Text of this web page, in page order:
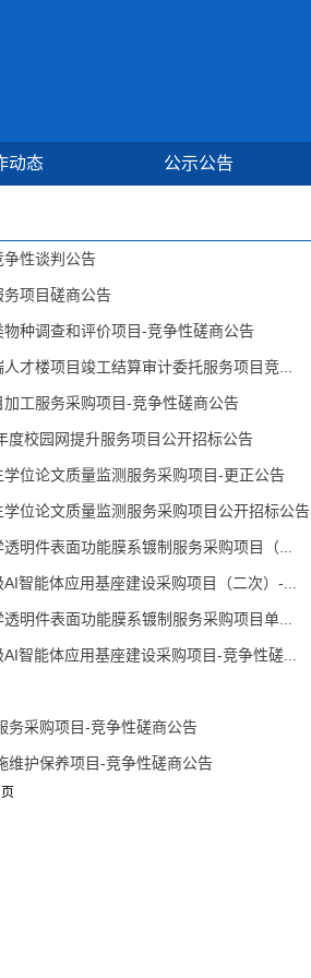
动态 公示公告
性谈判公告
项目磋商公告
种调查和评价项目-竞争性磋商公告
才楼项目竣工结算审计委托服务项目竞...
工服务采购项目-竞争性磋商公告
校园网提升服务项目公开招标公告
位论文质量监测服务采购项目-更正公告
位论文质量监测服务采购项目公开招标公告
明件表面功能膜系镀制服务采购项目（...
智能体应用基座建设采购项目（二次）-...
明件表面功能膜系镀制服务采购项目单...
智能体应用基座建设采购项目-竞争性磋...
务采购项目-竞争性磋商公告
维护保养项目-竞争性磋商公告
页